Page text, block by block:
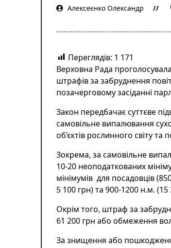
Алексеєнко Олександр
Переглядів: 1 171
Верховна Рада
штрафів за забруднення
позачерговому засіданні
Закон передбачає суттєве
самовільне випалювання
об’єктів рослинного світу
Зокрема, за самовільне
10-20 неоподаткованих
мінімумів для посадовців
5 100 грн) та 900-1200 н.м. (15
Окрім того, штраф за
61 200 грн або обмеження
За знищення або